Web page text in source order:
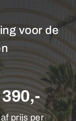
voor de
390,-
prijs per